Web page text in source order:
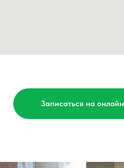
Записаться на онлайн